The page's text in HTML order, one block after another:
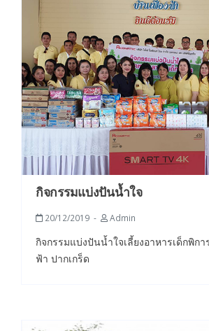
กิจกรรมแบ่งปันน้ำใจ
20/12/2019 Admin
กิจกรรมแบ่งปันน้ำใจเลี้ยงอาหารเด็กพิก
ฟ้า ปากเกร็ด